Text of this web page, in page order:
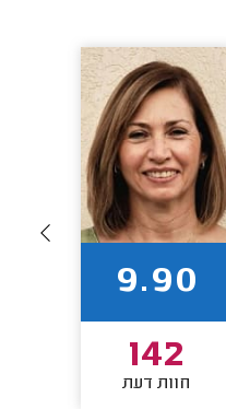
9.90
142
חוות דעת